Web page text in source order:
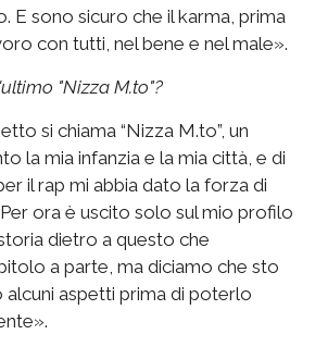
E sono sicuro che il karma, prima
con tutti, nel bene e nel male».
"Nizza M.to"?
si chiama “Nizza M.to”, un
la mia infanzia e la mia città, e di
il rap mi abbia dato la forza di
ora è uscito solo sul mio profilo
dietro a questo che
a parte, ma diciamo che sto
alcuni aspetti prima di poterlo